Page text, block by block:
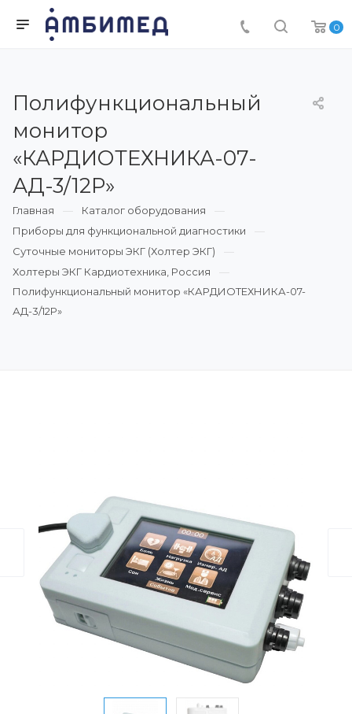
0
Полифункциональный
монитор
«КАРДИОТЕХНИКА-07-
АД-3/12Р»
Главная
Каталог оборудования
Приборы для функциональной диагностики
Суточные мониторы ЭКГ (Холтер ЭКГ)
Холтеры ЭКГ Кардиотехника, Россия
Полифункциональный монитор «КАРДИОТЕХНИКА-07-
АД-3/12Р»